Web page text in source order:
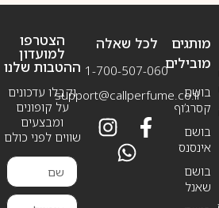
מותגים
מובילים
בושם
קסרג’וף
בושם
אינסנס
בושם
שאנל
לכל שאלה
1-700-507-060
support@callperfume.co.il
הצטרפו
למועדון
ההטבות שלנו
וקבלו עדכונים
על קופונים
ומבצעים
שווים לפני כולם